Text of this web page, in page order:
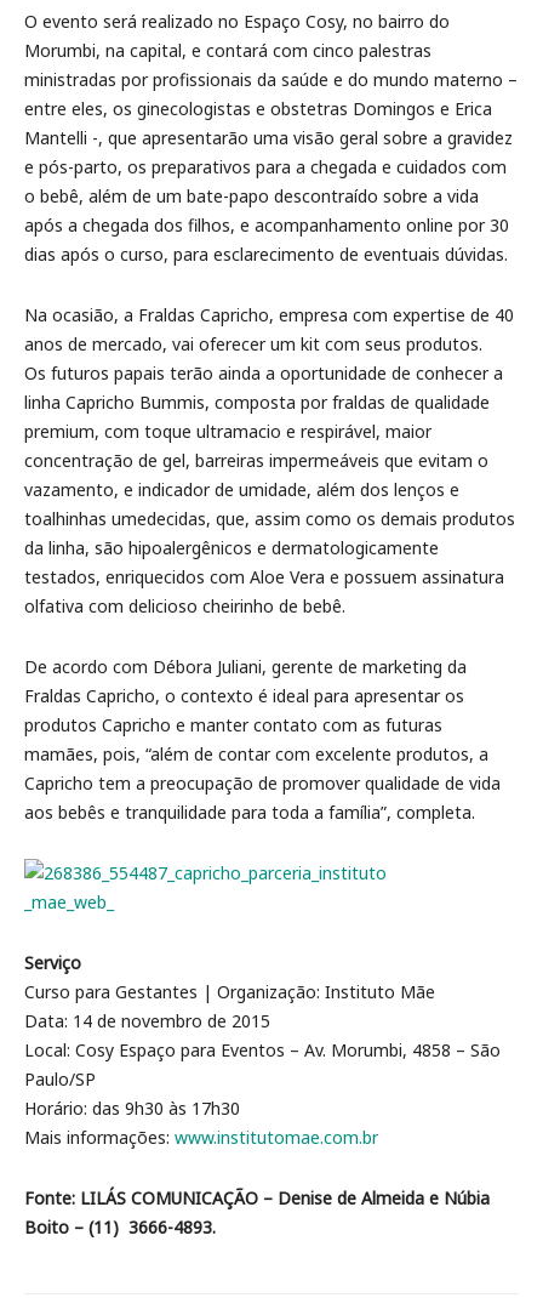
O evento será realizado no Espaço Cosy, no bairro do
Morumbi, na capital, e contará com cinco palestras
ministradas por profissionais da saúde e do mundo materno –
entre eles, os ginecologistas e obstetras Domingos e Erica
Mantelli -, que apresentarão uma visão geral sobre a gravidez
e pós-parto, os preparativos para a chegada e cuidados com
o bebê, além de um bate-papo descontraído sobre a vida
após a chegada dos filhos, e acompanhamento online por 30
dias após o curso, para esclarecimento de eventuais dúvidas.
Na ocasião, a Fraldas Capricho, empresa com expertise de 40
anos de mercado, vai oferecer um kit com seus produtos.
Os futuros papais terão ainda a oportunidade de conhecer a
linha Capricho Bummis, composta por fraldas de qualidade
premium, com toque ultramacio e respirável, maior
concentração de gel, barreiras impermeáveis que evitam o
vazamento, e indicador de umidade, além dos lenços e
toalhinhas umedecidas, que, assim como os demais produtos
da linha, são hipoalergênicos e dermatologicamente
testados, enriquecidos com Aloe Vera e possuem assinatura
olfativa com delicioso cheirinho de bebê.
De acordo com Débora Juliani, gerente de marketing da
Fraldas Capricho, o contexto é ideal para apresentar os
produtos Capricho e manter contato com as futuras
mamães, pois, “além de contar com excelente produtos, a
Capricho tem a preocupação de promover qualidade de vida
aos bebês e tranquilidade para toda a família”, completa.
Serviço
Curso para Gestantes | Organização: Instituto Mãe
Data: 14 de novembro de 2015
Local: Cosy Espaço para Eventos – Av. Morumbi, 4858 – São
Paulo/SP
Horário: das 9h30 às 17h30
Mais informações: www.institutomae.com.br
Fonte: LILÁS COMUNICAÇÃO – Denise de Almeida e Núbia
Boito – (11) 3666-4893.